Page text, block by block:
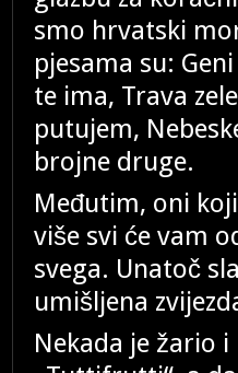
smo hrvatski
pjesama su:
te ima, Trava
putujem,
brojne druge.
Međutim, oni
više svi će vam
svega. Unatoč
umišljena
Nekada je žario